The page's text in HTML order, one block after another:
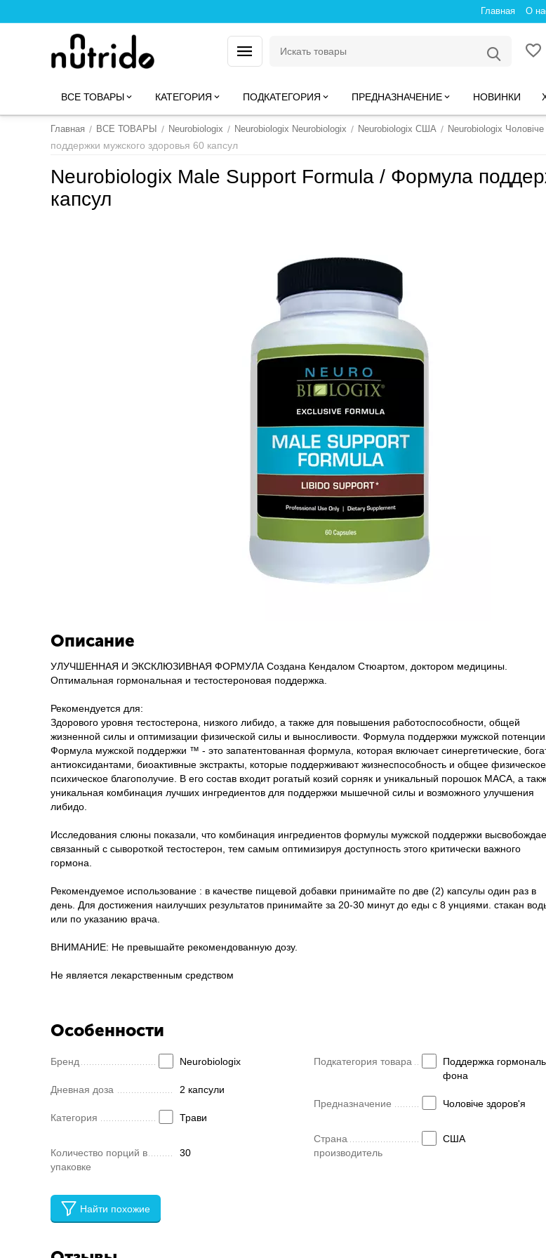
Главная О
ВСЕ ТОВАРЫ КАТЕГОРИЯ ПОДКАТЕГОРИЯ ПРЕДНАЗНАЧЕНИЕ НОВИНКИ
Главная / ВСЕ ТОВАРЫ / Neurobiologix / Neurobiologix Neurobiologix / Neurobiologix США / Neurobiologix
поддержки мужского здоровья 60 капсул
Neurobiologix Male Support Formula / Формула
капсул
Описание
УЛУЧШЕННАЯ И ЭКСКЛЮЗИВНАЯ ФОРМУЛА Создана Кендалом Стюартом, доктором медицины.
Оптимальная гормональная и тестостероновая поддержка.
Рекомендуется для:
Здорового уровня тестостерона, низкого либидо, а также для повышения работоспособности, общей
жизненной силы и оптимизации физической силы и выносливости. Формула поддержки мужской потенции
Формула мужской поддержки ™ - это запатентованная формула, которая включает синергетические,
антиоксидантами, биоактивные экстракты, которые поддерживают жизнеспособность и общее
психическое благополучие. В его состав входит рогатый козий сорняк и уникальный порошок MACA, а
уникальная комбинация лучших ингредиентов для поддержки мышечной силы и возможного улучшения
либидо.
Исследования слюны показали, что комбинация ингредиентов формулы мужской поддержки
связанный с сывороткой тестостерон, тем самым оптимизируя доступность этого критически важного
гормона.
Рекомендуемое использование : в качестве пищевой добавки принимайте по две (2) капсулы один раз в
день. Для достижения наилучших результатов принимайте за 20-30 минут до еды с 8 унциями. стакан
или по указанию врача.
ВНИМАНИЕ: Не превышайте рекомендованную дозу.
Не является лекарственным средством
Особенности
Бренд Neurobiologix
Дневная доза 2 капсули
Категория Трави
Количество порций в
упаковке
30
Подкатегория товара
Поддержка
фона
Предназначение Чоловіче здоров'я
Страна
производитель
США
Найти похожие